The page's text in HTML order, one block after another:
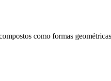
como formas